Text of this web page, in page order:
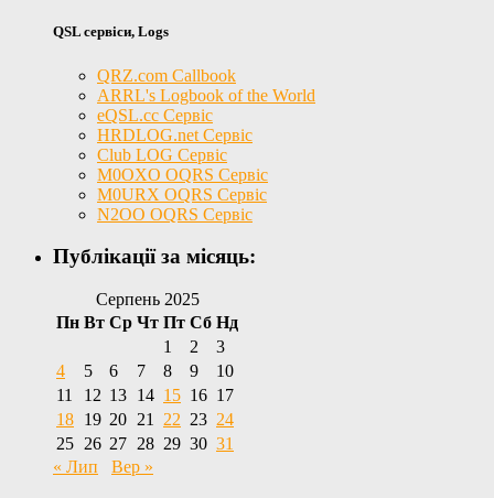
QSL сервіси, Logs
QRZ.com Callbook
ARRL's Logbook of the World
eQSL.cc Сервіс
HRDLOG.net Сервіс
Club LOG Сервіс
M0OXO OQRS Сервіс
M0URX OQRS Сервіс
N2OO OQRS Сервіс
Публікації за місяць:
Серпень 2025
Пн Вт Ср Чт Пт Сб Нд
1
2
3
4
5 6 7 8 9
10
11
12 13 14 15 16 17
18 19 20 21 22 23 24
25 26 27 28 29 30 31
« Лип
Вер »